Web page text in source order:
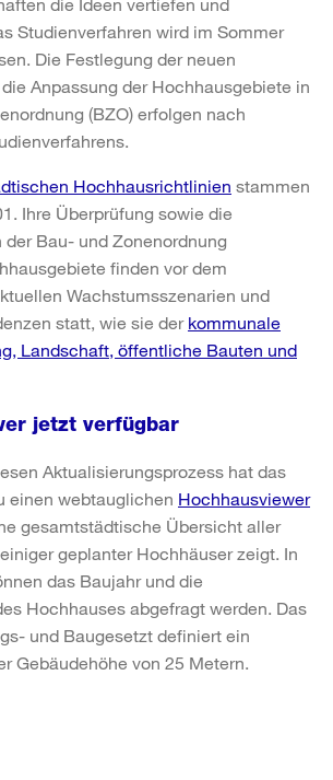
Studienverfahren wird im Sommer
Die Festlegung der neuen
Anpassung der Hochhausgebiete in
(BZO) erfolgen nach
Hochhausrichtlinien stammen
Ihre Überprüfung sowie die
Bau- und Zonenordnung
finden vor dem
Wachstumsszenarien und
statt, wie sie der kommunale
Landschaft, öffentliche Bauten und
jetzt verfügbar
Aktualisierungsprozess hat das
einen webtauglichen Hochhausviewer
gesamtstädtische Übersicht aller
geplanter Hochhäuser zeigt. In
das Baujahr und die
Hochhauses abgefragt werden. Das
und Baugesetzt definiert ein
Gebäudehöhe von 25 Metern.